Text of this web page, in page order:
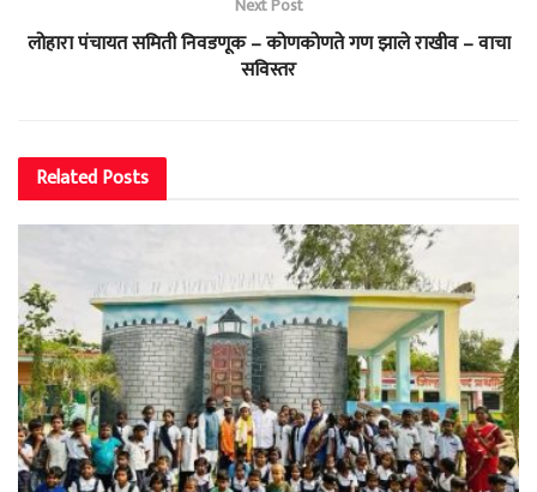
लोहारा पंचायत समिती निवडणूक – कोणकोणते गण झाले राखीव – वाचा
सविस्तर
RelatedPosts